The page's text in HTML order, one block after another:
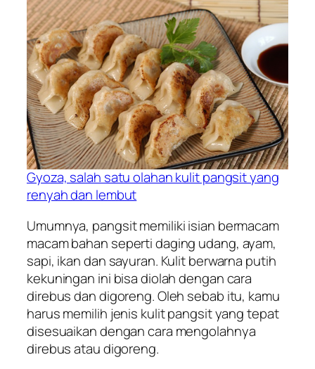
Gyoza, salah satu olahan kulit pangsit yang
renyah dan lembut
Umumnya, pangsit memiliki isian bermacam
macam bahan seperti daging udang, ayam,
sapi, ikan dan sayuran. Kulit berwarna putih
kekuningan ini bisa diolah dengan cara
direbus dan digoreng. Oleh sebab itu, kamu
harus memilih jenis kulit pangsit yang tepat
disesuaikan dengan cara mengolahnya
direbus atau digoreng.